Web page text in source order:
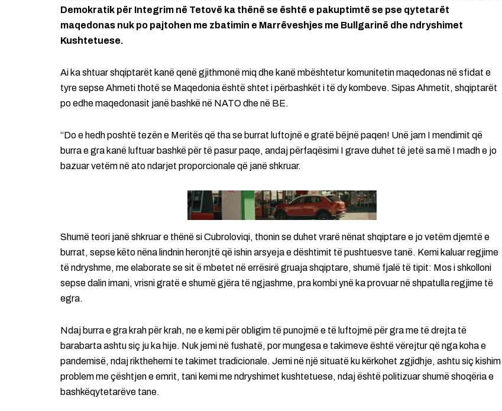
Demokratik për Integrim në Tetovë ka thënë se është e pakuptimtë se pse qytetarët
maqedonas nuk po pajtohen me zbatimin e Marrëveshjes me Bullgarinë dhe ndryshimet
Kushtetuese.
Ai ka shtuar shqiptarët kanë qenë gjithmonë miq dhe kanë mbështetur komunitetin maqedonas në sfidat e
tyre sepse Ahmeti thotë se Maqedonia është shtet i përbashkët i të dy kombeve. Sipas Ahmetit, shqiptarët
po edhe maqedonasit janë bashkë në NATO dhe në BE.
“Do e hedh poshtë tezën e Meritës që tha se burrat luftojnë e gratë bëjnë paqen! Unë jam I mendimit që
burra e gra kanë luftuar bashkë për të pasur paqe, andaj përfaqësimi I grave duhet të jetë sa më I madh e jo
bazuar vetëm në ato ndarjet proporcionale që janë shkruar.
Shumë teori janë shkruar e thënë si Cubroloviqi, thonin se duhet vrarë nënat shqiptare e jo vetëm djemtë e
burrat, sepse këto nëna lindnin heronjtë që ishin arsyeja e dështimit të pushtuesve tanë. Kemi kaluar regjime
të ndryshme, me elaborate se sit ë mbetet në errësirë gruaja shqiptare, shumë fjalë të tipit: Mos i shkolloni
sepse dalin imani, vrisni gratë e shumë gjëra të ngjashme, pra kombi ynë ka provuar në shpatulla regjime të
egra.
Ndaj burra e gra krah për krah, ne e kemi për obligim të punojmë e të luftojmë për gra me të drejta të
barabarta ashtu siç ju ka hije. Nuk jemi në fushatë, por mungesa e takimeve është vërejtur që nga koha e
pandemisë, ndaj rikthehemi te takimet tradicionale. Jemi në një situatë ku kërkohet zgjidhje, ashtu siç kishim
problem me çështjen e emrit, tani kemi me ndryshimet kushtetuese, ndaj është politizuar shumë shoqëria e
bashkëqytetarëve tane.